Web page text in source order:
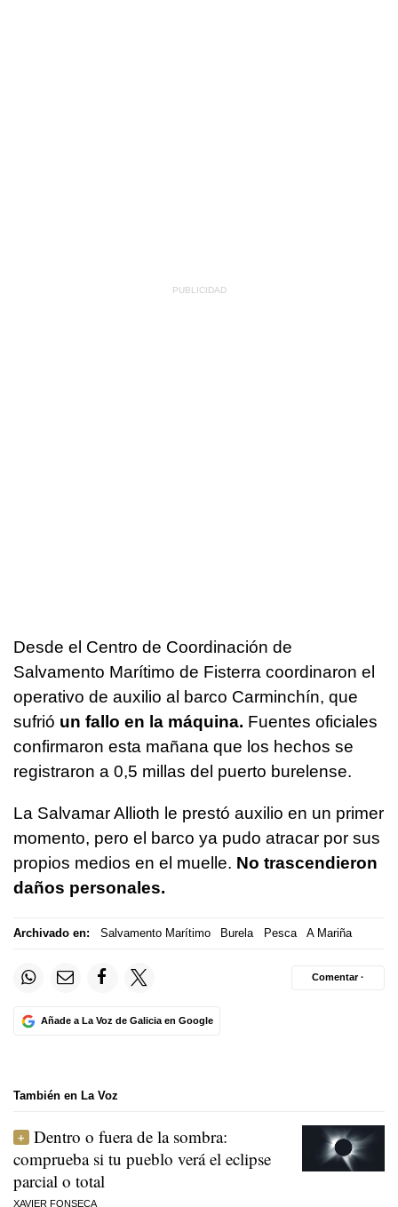
Desde el Centro de Coordinación de
Salvamento Marítimo de Fisterra coordinaron el
operativo de auxilio al barco Carminchín, que
sufrió un fallo en la máquina. Fuentes oficiales
confirmaron esta mañana que los hechos se
registraron a 0,5 millas del puerto burelense.
La Salvamar Allioth le prestó auxilio en un primer
momento, pero el barco ya pudo atracar por sus
propios medios en el muelle. No trascendieron
daños personales.
Archivado en: Salvamento Marítimo Burela Pesca A Mariña
Añade a La Voz de Galicia en Google
Comentar ·
También en La Voz
Dentro o fuera de la sombra:
comprueba si tu pueblo verá el eclipse
parcial o total
XAVIER FONSECA